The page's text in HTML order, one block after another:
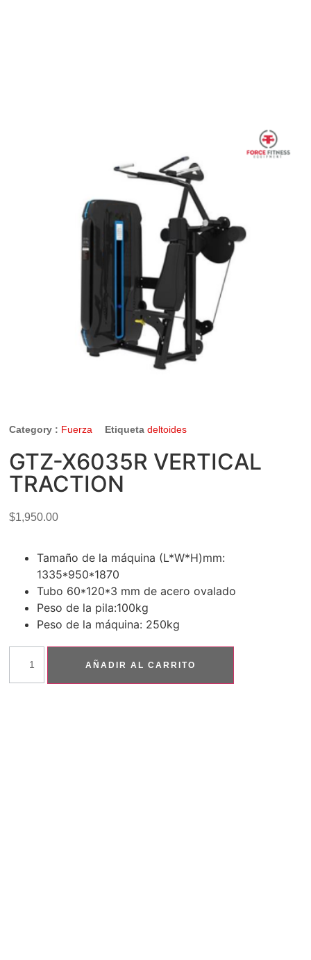
Category : Fuerza Etiqueta deltoides
GTZ-X6035R VERTICAL
TRACTION
$1,950.00
Tamaño de la máquina (L*W*H)mm:
1335*950*1870
Tubo 60*120*3 mm de acero ovalado
Peso de la pila:100kg
Peso de la máquina: 250kg
AÑADIR AL CARRITO